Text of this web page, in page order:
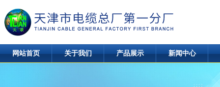
网站首页 关于我们 产品展示 新闻中心